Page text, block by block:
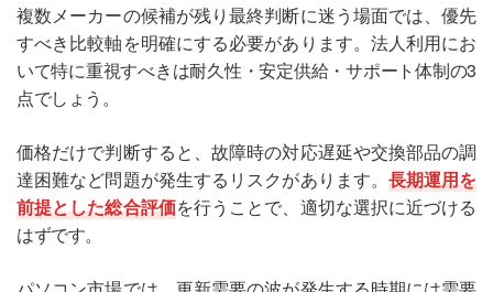
複数メーカーの候補が残り最終判断に迷う場面では、優先
すべき比較軸を明確にする必要があります。法人利用にお
いて特に重視すべきは耐久性・安定供給・サポート体制の3
点でしょう。
価格だけで判断すると、故障時の対応遅延や交換部品の調
達困難など問題が発生するリスクがあります。長期運用を
前提とした総合評価を行うことで、適切な選択に近づける
はずです。